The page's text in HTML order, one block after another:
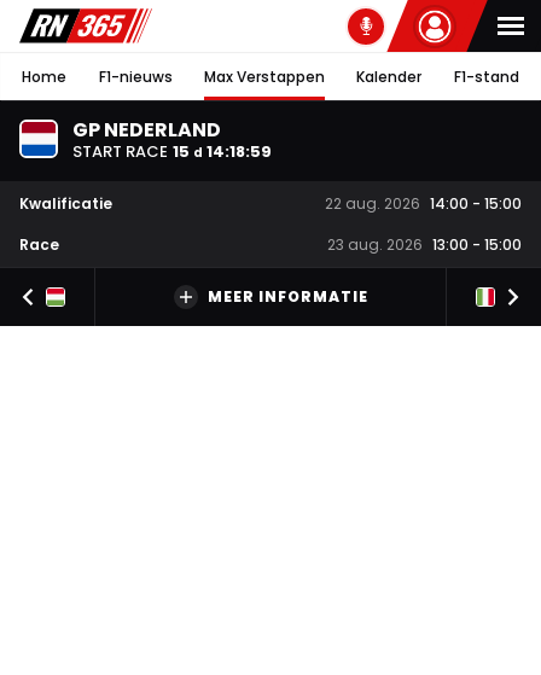
Home F1-nieuws Max Verstappen Kalender F1-stand
GP NEDERLAND
START RACE 15 d 14:18:58
Kwalificatie 22 aug. 2026 14:00 - 15:00
Race
23 aug. 2026 13:00 - 15:00
MEER INFORMATIE